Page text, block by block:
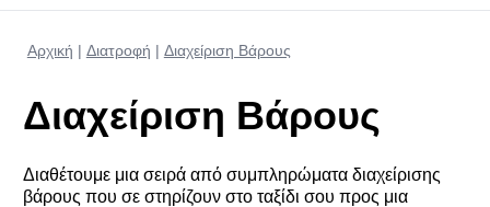
Αρχική Διατροφή Διαχείριση Βάρους
Διαχείριση Βάρους
Διαθέτουμε μια σειρά από συμπληρώματα διαχείρισης
βάρους που σε στηρίζουν στο ταξίδι σου προς μια